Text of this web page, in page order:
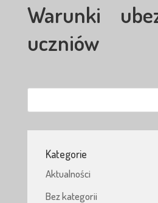
Warunki
uczniów
Kategorie
Aktualności
Bez kategorii